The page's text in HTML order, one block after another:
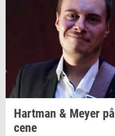
Hart­man & Meyer på
ce­ne